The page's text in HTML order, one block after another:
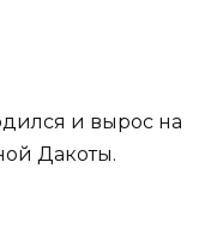
и вырос на
Дакоты.